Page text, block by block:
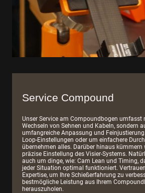
Service Compound
Unser Service am Compoundbogen umfasst
Wechseln von Sehnen und Kabeln, sondern
umfangreiche Anpassung und
Loop-Einstellungen oder um einfachere
übernehmen alles. Darüber hinaus kümmern
präzise Einstellung des Visier-Systems.
auch um dinge, wie: Cam Lean und Timing,
jeder Situation optimal funktioniert.
Expertise, um Ihre Schießerfahrung zu
bestmögliche Leistung aus Ihrem
herauszuholen.